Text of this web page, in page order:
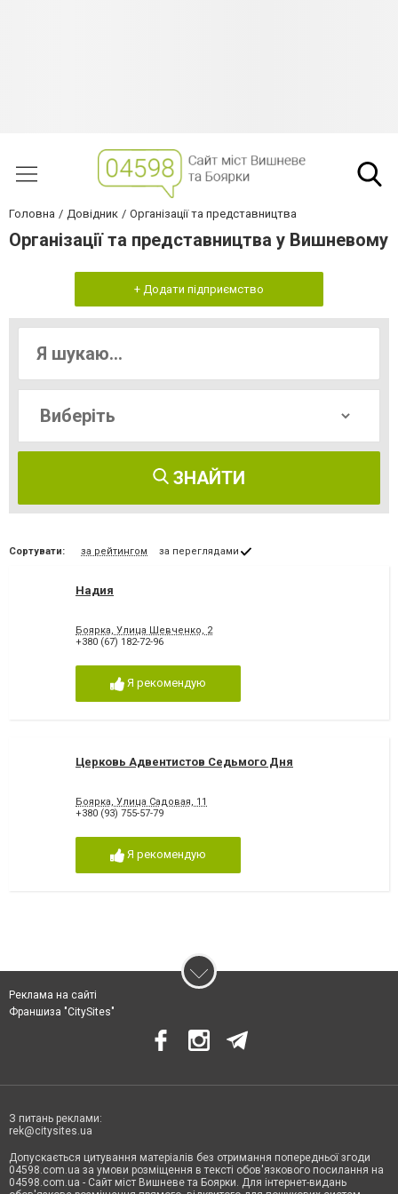
Головна Довідник Організації та представництва
Організації та представництва у Вишневому
+ Додати підприємство
ЗНАЙТИ
Сортувати: за рейтингом за переглядами
Надия
Боярка, Улица Шевченко, 2
+380 (67) 182-72-96
Я рекомендую
Церковь Адвентистов Седьмого Дня
Боярка, Улица Садовая, 11
+380 (93) 755-57-79
Я рекомендую
Реклама на сайті
Франшиза "CitySites"
З питань реклами:
rek@citysites.ua
Допускається цитування матеріалів без отримання попередньої згоди
04598.com.ua за умови розміщення в тексті обов'язкового посилання на
04598.com.ua - Сайт міст Вишневе та Боярки. Для інтернет-видань